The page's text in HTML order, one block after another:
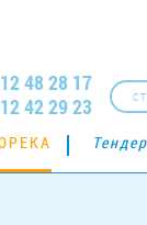
48 28 17
42 29 23